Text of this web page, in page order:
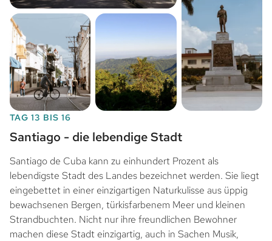
TAG 13 BIS 16
Santiago - die lebendige Stadt
Santiago de Cuba kann zu einhundert Prozent als
lebendigste Stadt des Landes bezeichnet werden. Sie liegt
eingebettet in einer einzigartigen Naturkulisse aus üppig
bewachsenen Bergen, türkisfarbenem Meer und kleinen
Strandbuchten. Nicht nur ihre freundlichen Bewohner
machen diese Stadt einzigartig, auch in Sachen Musik,